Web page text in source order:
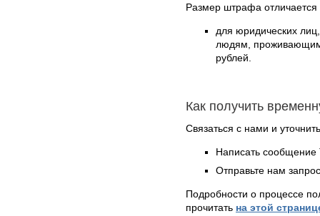
Размер штрафа
для юридических
людям, проживающим
рублей.
Как получить
Связаться с нами и
Написать
Отправьте нам
Подробности о процессе
прочитать на этой